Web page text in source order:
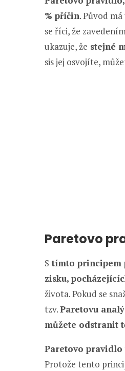
% příčin. Původ
se říci, že
ukazuje, že stejné
sis jej osvojíte,
Paretovo
S tímto principem
zisku,
života. Pokud se
tzv.Paretovu
můžete odstranit
Paretovo pravidlo
Protože tento